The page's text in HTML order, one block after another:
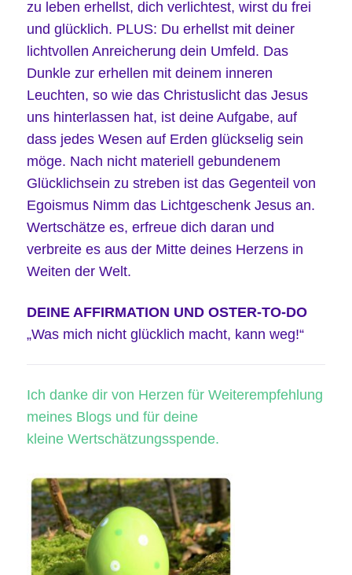
zu leben erhellst, dich verlichtest, wirst du frei
und glücklich. PLUS: Du erhellst mit deiner
lichtvollen Anreicherung dein Umfeld. Das
Dunkle zur erhellen mit deinem inneren
Leuchten, so wie das Christuslicht das Jesus
uns hinterlassen hat, ist deine Aufgabe, auf
dass jedes Wesen auf Erden glückselig sein
möge. Nach nicht materiell gebundenem
Glücklichsein zu streben ist das Gegenteil von
Egoismus Nimm das Lichtgeschenk Jesus an.
Wertschätze es, erfreue dich daran und
verbreite es aus der Mitte deines Herzens in
Weiten der Welt.
DEINE AFFIRMATION UND OSTER-TO-DO
„Was mich nicht glücklich macht, kann weg!“
Ich danke dir von Herzen für Weiterempfehlung
meines Blogs und für deine
kleine Wertschätzungsspende.